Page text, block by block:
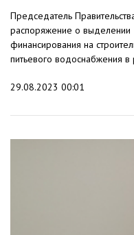
Председатель
распоряжение о выделении
финансирования на
питьевого водоснабжения в
29.08.2023 00:01